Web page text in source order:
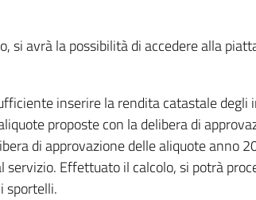
si avrà la possibilità di accedere alla
inserire la rendita catastale degli
proposte con la delibera di
di approvazione delle aliquote anno
servizio. Effettuato il calcolo, si potrà
sportelli.